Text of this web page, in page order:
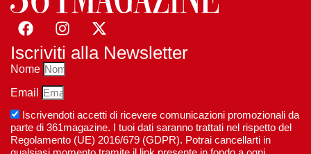
Iscriviti alla Newsletter
Nome
Email
Iscrivendoti accetti di ricevere comunicazioni promozionali da
parte di 361magazine. I tuoi dati saranno trattati nel rispetto del
Regolamento (UE) 2016/679 (GDPR). Potrai cancellarti in